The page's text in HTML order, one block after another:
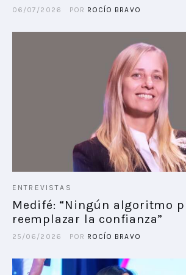
06/07/2026 POR ROCÍO BRAVO
ENTREVISTAS
Medifé: “Ningún algoritmo
reemplazar la confianza”
25/06/2026 POR ROCÍO BRAVO